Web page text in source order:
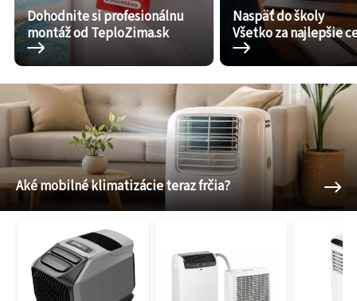
Dohodnite si profesionálnu
montáž od TeploZima.sk
Naspäť do školy
Všetko za najlepšie
Aké mobilné klimatizácie teraz frčia?